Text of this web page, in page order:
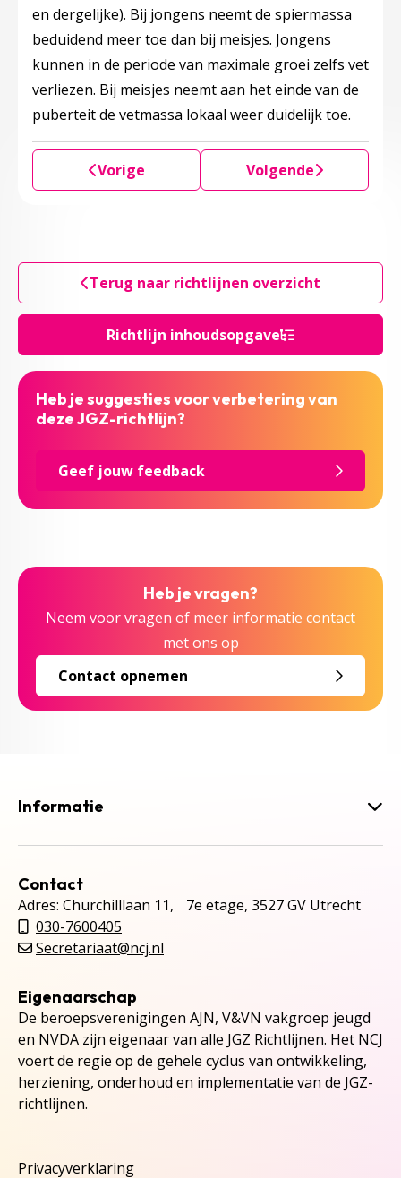
Richtlijn inhoudsopgave
en dergelijke). Bij jongens neemt de spiermassa
beduidend meer toe dan bij meisjes. Jongens
kunnen in de periode van maximale groei zelfs vet
verliezen. Bij meisjes neemt aan het einde van de
puberteit de vetmassa lokaal weer duidelijk toe.
Vorige Volgende
Terug naar richtlijnen overzicht
Heb je suggesties voor verbetering van
deze JGZ-richtlijn?
Geef jouw feedback
Heb je vragen?
Neem voor vragen of meer informatie contact
met ons op
Contact opnemen
Informatie
Contact
Adres: Churchilllaan 11, 7e etage, 3527 GV Utrecht
030-7600405
Secretariaat@ncj.nl
Eigenaarschap
De beroepsverenigingen AJN, V&VN vakgroep jeugd
en NVDA zijn eigenaar van alle JGZ Richtlijnen. Het NCJ
voert de regie op de gehele cyclus van ontwikkeling,
herziening, onderhoud en implementatie van de JGZ-
richtlijnen.
Privacyverklaring